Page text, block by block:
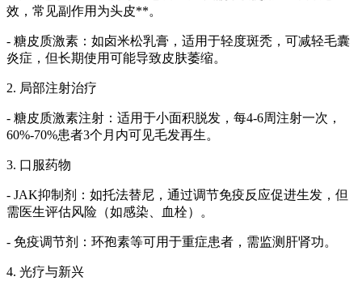
效，常见副作用为头皮**。
- 糖皮质激素：如卤米松乳膏，适用于轻度斑秃，可减轻毛囊
炎症，但长期使用可能导致皮肤萎缩。
2. 局部注射治疗
- 糖皮质激素注射：适用于小面积脱发，每4-6周注射一次，
60%-70%患者3个月内可见毛发再生。
3. 口服药物
- JAK抑制剂：如托法替尼，通过调节免疫反应促进生发，但
需医生评估风险（如感染、血栓）。
- 免疫调节剂：环孢素等可用于重症患者，需监测肝肾功。
4. 光疗与新兴